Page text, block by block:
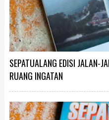
SEPATUALANG EDISI JALAN-
RUANG INGATAN